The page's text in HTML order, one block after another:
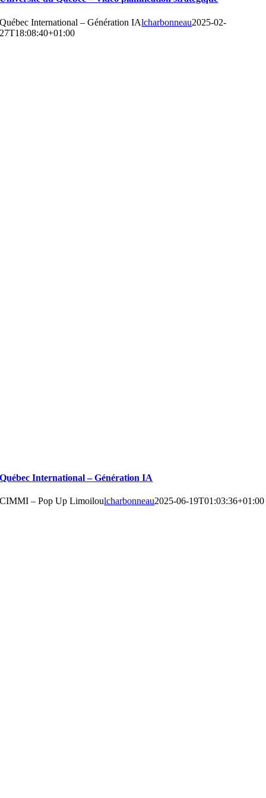
Québec International – Génération IAlcharbonneau2025-02-
27T18:08:40+01:00
Québec International – Génération IA
CIMMI – Pop Up Limoiloulcharbonneau2025-06-19T01:03:36+01:00